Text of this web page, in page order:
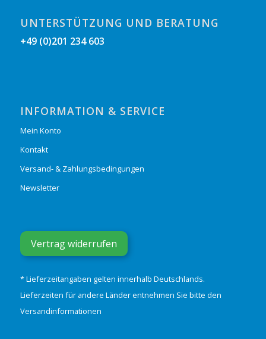
UNTERSTÜTZUNG UND BERATUNG
+49 (0)201 234 603
INFORMATION & SERVICE
Mein Konto
Kontakt
Versand- & Zahlungsbedingungen
Newsletter
Vertrag widerrufen
* Lieferzeitangaben gelten innerhalb Deutschlands.
Lieferzeiten für andere Länder entnehmen Sie bitte den
Versandinformationen